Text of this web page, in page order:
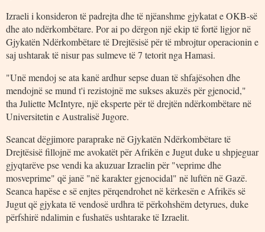
Izraeli i konsideron të padrejta dhe të njëanshme gjykatat e OKB-së
dhe ato ndërkombëtare. Por ai po dërgon një ekip të fortë ligjor në
Gjykatën Ndërkombëtare të Drejtësisë për të mbrojtur operacionin e
saj ushtarak të nisur pas sulmeve të 7 tetorit nga Hamasi.
"Unë mendoj se ata kanë ardhur sepse duan të shfajësohen dhe
mendojnë se mund t'i rezistojnë me sukses akuzës për gjenocid,"
tha Juliette McIntyre, një eksperte për të drejtën ndërkombëtare në
Universitetin e Australisë Jugore.
Seancat dëgjimore paraprake në Gjykatën Ndërkombëtare të
Drejtësisë fillojnë me avokatët për Afrikën e Jugut duke u shpjeguar
gjyqtarëve pse vendi ka akuzuar Izraelin për "veprime dhe
mosveprime" që janë "në karakter gjenocidal" në luftën në Gazë.
Seanca hapëse e së enjtes përqendrohet në kërkesën e Afrikës së
Jugut që gjykata të vendosë urdhra të përkohshëm detyrues, duke
përfshirë ndalimin e fushatës ushtarake të Izraelit.